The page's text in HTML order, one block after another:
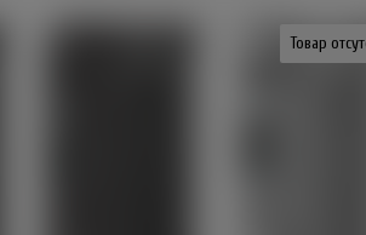
Товар